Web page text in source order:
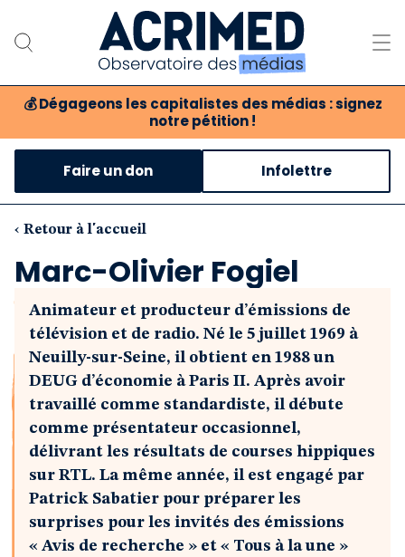
💰 Dégageons les capitalistes des médias : signez
notre pétition !
Notre association
Notre critique des médias
Nos propositions
Notre revue
Boutique
Faire un don Infolettre
‹ Retour à l'accueil
Marc-Olivier Fogiel
Animateur et producteur d’émissions de
télévision et de radio. Né le 5 juillet 1969 à
Neuilly-sur-Seine, il obtient en 1988 un
DEUG d’économie à Paris II. Après avoir
travaillé comme standardiste, il débute
comme présentateur occasionnel,
délivrant les résultats de courses hippiques
sur RTL. La même année, il est engagé par
Patrick Sabatier pour préparer les
surprises pour les invités des émissions
« Avis de recherche » et « Tous à la une »